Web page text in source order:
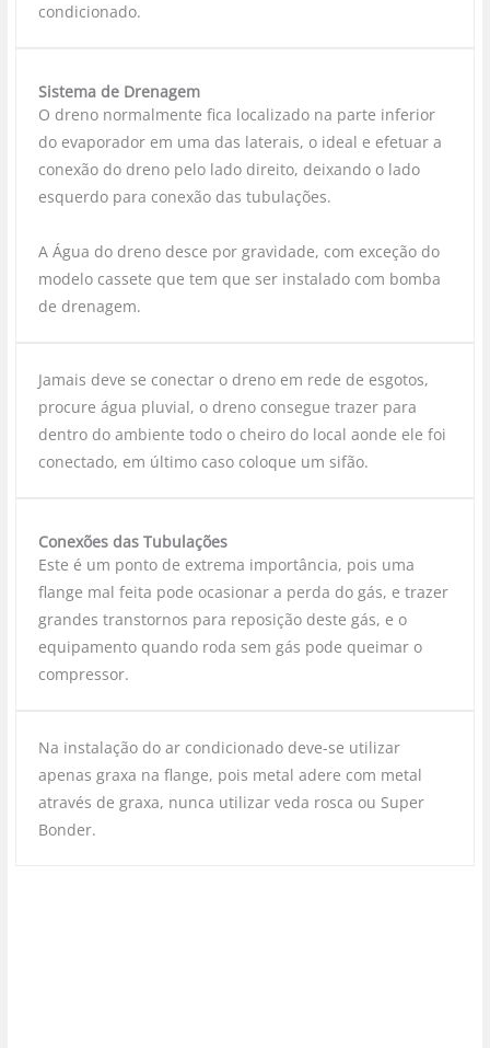
condicionado.
Sistema de Drenagem
O dreno normalmente fica localizado na parte inferior
do evaporador em uma das laterais, o ideal e efetuar a
conexão do dreno pelo lado direito, deixando o lado
esquerdo para conexão das tubulações.
A Água do dreno desce por gravidade, com exceção do
modelo cassete que tem que ser instalado com bomba
de drenagem.
Jamais deve se conectar o dreno em rede de esgotos,
procure água pluvial, o dreno consegue trazer para
dentro do ambiente todo o cheiro do local aonde ele foi
conectado, em último caso coloque um sifão.
Conexões das Tubulações
Este é um ponto de extrema importância, pois uma
flange mal feita pode ocasionar a perda do gás, e trazer
grandes transtornos para reposição deste gás, e o
equipamento quando roda sem gás pode queimar o
compressor.
Na instalação do ar condicionado deve-se utilizar
apenas graxa na flange, pois metal adere com metal
através de graxa, nunca utilizar veda rosca ou Super
Bonder.